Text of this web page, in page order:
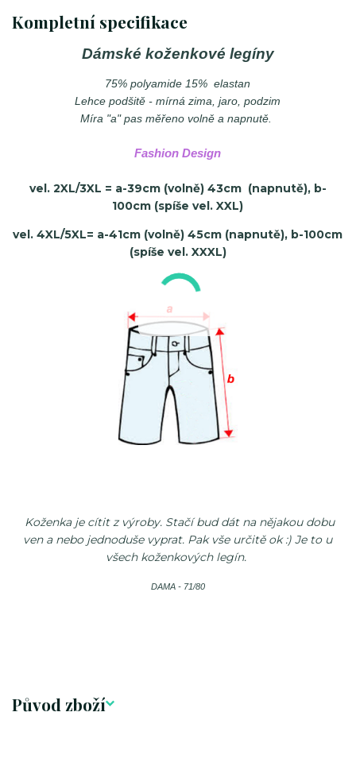
Kompletní specifikace
Dámské koženkové legíny
75% polyamide 15% elastan
Lehce podšitě - mírná zima, jaro, podzim
Míra "a" pas měřeno volně a napnutě.
Fashion Design
vel. 2XL/3XL = a-39cm (volně) 43cm (napnutě), b-
100cm (spíše vel. XXL)
vel. 4XL/5XL= a-41cm (volně) 45cm (napnutě), b-100cm
(spíše vel. XXXL)
Koženka je cítit z výroby. Stačí bud dát na nějakou dobu
ven a nebo jednoduše vyprat. Pak vše určitě ok :) Je to u
všech koženkových legín.
DAMA - 71/80
Původ zboží